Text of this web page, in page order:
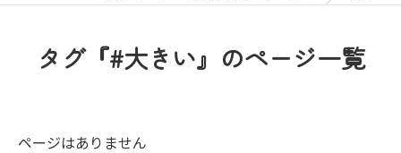
タグ『#大きい』のページ一覧
ページはありません